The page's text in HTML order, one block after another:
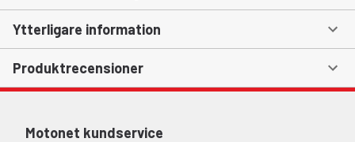
Ytterligare information
Produktrecensioner
Motonet kundservice